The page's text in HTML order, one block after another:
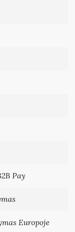
Pay
Europoje